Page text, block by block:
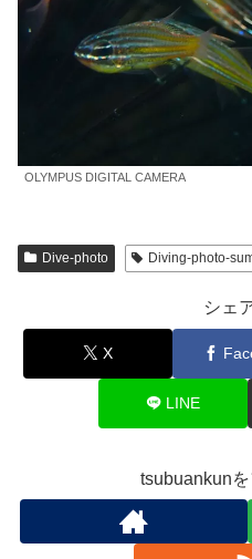
OLYMPUS DIGITAL CAMERA
Dive-photo Diving-photo-
シェ
X
LINE
tsubuankun